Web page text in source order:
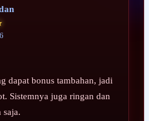
dapat bonus tambahan, jadi
Sistemnya juga ringan dan
saja.